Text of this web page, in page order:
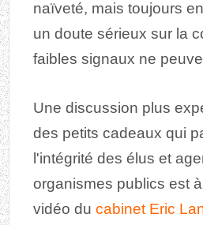
naïveté, mais toujours
un doute sérieux sur la
faibles signaux ne
Une discussion plus
des petits cadeaux qui
l'intégrité des élus et
organismes publics est
vidéo ducabinet Eric